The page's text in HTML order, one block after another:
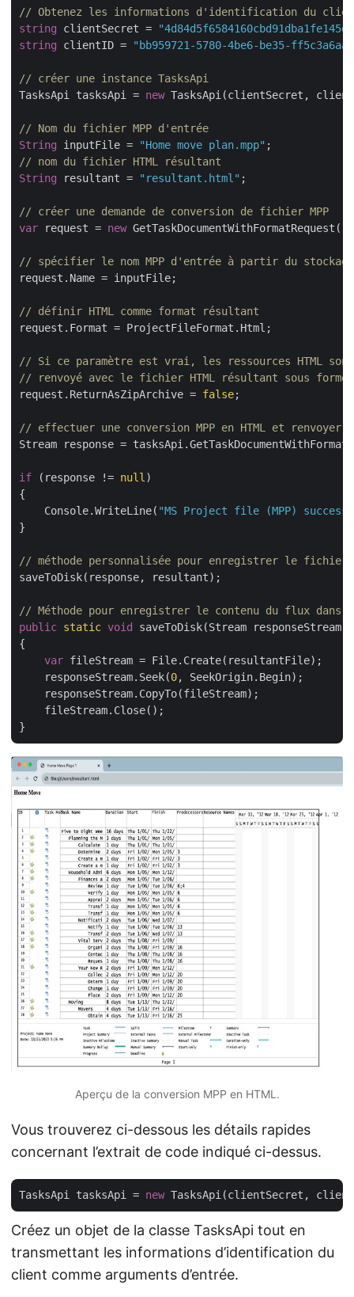
// Obtenez les informations d'identification du
string clientSecret =
string clientID = "bb959721-5780-4be6-be35-
// créer une instance TasksApi
TasksApi tasksApi = new TasksApi(clientSecret,
// Nom du fichier MPP d'entrée
String inputFile = "Home move plan.mpp"
// nom du fichier HTML résultant
String resultant = "resultant.html" ;
// créer une demande de conversion de fichier MPP
var request = new GetTaskDocumentWithFormatRequest();
// spécifier le nom MPP d'entrée à partir du
request.Name = inputFile;
// définir HTML comme format résultant
request.Format = ProjectFileFormat.Html;
// Si ce paramètre est vrai, les ressources HTML
// renvoyé avec le fichier HTML résultant sous forme
request.ReturnAsZipArchive = false;
// effectuer une conversion MPP en HTML et
Stream response =
if (response != null )
{
    Console.WriteLine(
"MS Project file (MPP)
}
// méthode personnalisée pour enregistrer le
saveToDisk(response, resultant);
// Méthode pour enregistrer le contenu du flux
public static void
saveToDisk(Stream responseStream,
{
var fileStream = File.Create(resultantFile);
    responseStream.Seek(
0, SeekOrigin.Begin);
    responseStream.CopyTo(fileStream);
    fileStream.Close();
Aperçu de la conversion MPP en HTML.
Vous trouverez ci-dessous les détails rapides
concernant l’extrait de code indiqué ci-dessus.
TasksApi tasksApi = new
Créez un objet de la classe TasksApi tout en
transmettant les informations d’identification du
client comme arguments d’entrée.